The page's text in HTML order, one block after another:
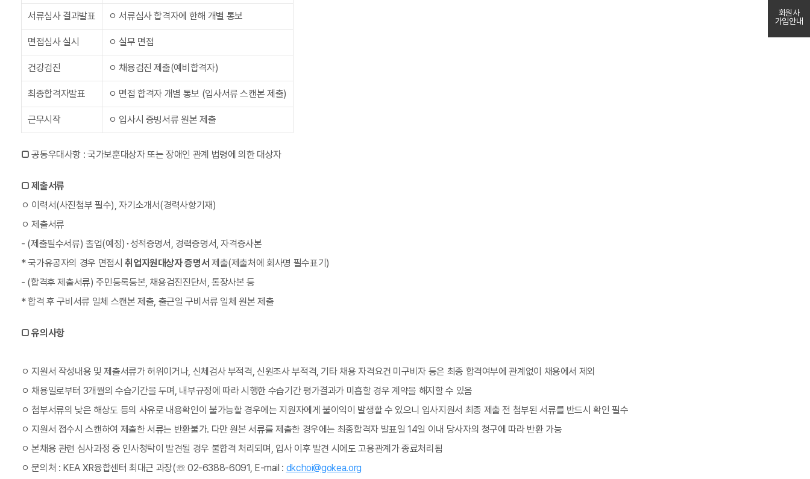
서류심사 결과발표 ㅇ 서류심사 합격자에 한해 개별 통보
면접심사 실시 ㅇ 실무 면접
건강검진 ㅇ 채용검진 제출(예비합격자)
최종합격자발표 ㅇ 면접 합격자 개별 통보 (입사서류 스캔본 제출)
근무시작 ㅇ 입사시 증빙서류 원본 제출
□ 공동우대사항 : 국가보훈대상자 또는 장애인 관계 법령에 의한 대상자
□제출서류
ㅇ 이력서(사진첨부 필수), 자기소개서(경력사항기재)
ㅇ 제출서류
- (제출필수서류) 졸업(예정)･성적증명서, 경력증명서, 자격증사본
* 국가유공자의 경우 면접시취업지원대상자 증명서 제출(제출처에 회사명 필수표기)
- (합격후 제출서류) 주민등록등본, 채용검진진단서, 통장사본 등
* 합격 후 구비서류 일체 스캔본 제출, 출근일 구비서류 일체 원본 제출
□유의사항
ㅇ 지원서 작성내용 및 제출서류가 허위이거나, 신체검사 부적격, 신원조사 부적격, 기타 채용 자격요건 미구비자 등은 최종 합격여부에 관계없이 채용에서 제외
ㅇ 채용일로부터 3개월의 수습기간을 두며, 내부규정에 따라 시행한 수습기간 평가결과가 미흡할 경우 계약을 해지할 수 있음
ㅇ 첨부서류의 낮은 해상도 등의 사유로 내용확인이 불가능할 경우에는 지원자에게 불이익이 발생할 수 있으니 입사지원서 최종 제출 전 첨부된 서류를 반드시 확인 필수
ㅇ 지원서 접수시 스캔하여 제출한 서류는 반환불가. 다만 원본 서류를 제출한 경우에는 최종합격자 발표일 14일 이내 당사자의 청구에 따라 반환 가능
ㅇ 본채용 관련 심사과정 중 인사청탁이 발견될 경우 불합격 처리되며, 입사 이후 발견 시에도 고용관계가 종료처리됨
ㅇ 문의처 : KEA XR융합센터 최대근 과장(☏ 02-6388-6091, E-mail : dkchoi@gokea.org
회원사
가입안내